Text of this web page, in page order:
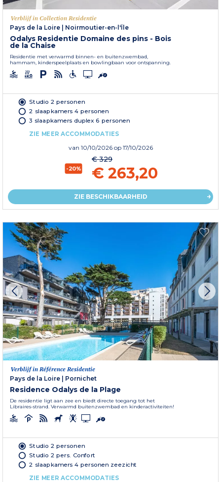
Verblijf in Collection Residentie
Pays de la Loire
Noirmoutier-en-l'Île
Odalys Residentie Domaine des pins - Bois
de la Chaise
Residentie met verwarmd binnen- en buitenzwembad,
hammam, kinderspeelplaats en bowlingbaan voor ontspanning.
Studio 2 personen
2 slaapkamers 4 personen
3 slaapkamers duplex 6 personen
ZIE MEER ACCOMMODATIES
van 10/10/2026 op 17/10/2026
-20%
€ 329
€ 263,20
ZIE BESCHIKBAARHEID
Verblijf in Référence Residentie
Pays de la Loire | Pornichet
Residence Odalys de la Plage
De residentie ligt aan zee en biedt directe toegang tot het
Libraires-strand. Verwarmd buitenzwembad en kinderactiviteiten!
Studio 2 personen
Studio 2 pers. Confort
2 slaapkamers 4 personen zeezicht
ZIE MEER ACCOMMODATIES